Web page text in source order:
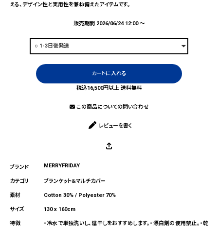
える、デザイン性と実用性を兼ね備えたアイテムです。
販売期間 2026/06/24 12:00〜
カートに入れる
税込16,500円以上 送料無料
この商品についての問い合わせ
レビューを書く
MERRYFRIDAY
ブランケット＆マルチカバー
Cotton 30% / Polyester 70%
130 x 160cm
・冷水で単独洗いし、陰干しをおすすめします。・漂白剤の使用禁止。・乾